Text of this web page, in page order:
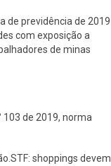
de previdência de 2019
com exposição a
de minas
103 de 2019, norma
shoppings devem